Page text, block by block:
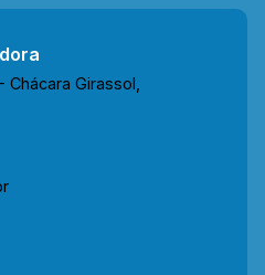
Chácara Girassol,